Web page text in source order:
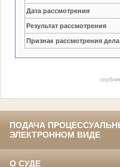
Дата рассмотрения
Результат рассмотрения
Признак рассмотрения дела
ПОДАЧА
ЭЛЕКТРОННОМ ВИДЕ
О СУДЕ